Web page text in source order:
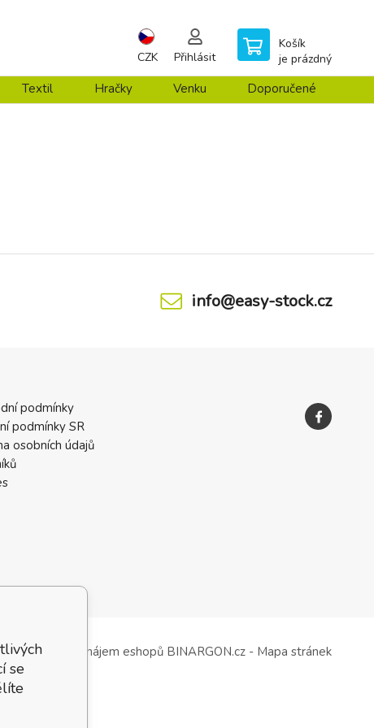
CZK Přihlásit
Košík
je prázdný
Textil Hračky Venku Doporučené
info@easy-stock.cz
podmínky
podmínky SR
osobních údajů
Tvorba a pronájem eshopů BINARGON.cz - Mapa stránek
se